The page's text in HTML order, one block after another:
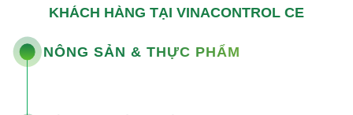
KHÁCH HÀNG TẠI VINACONTROL CE
NÔNG SẢN & THỰC PHẨM